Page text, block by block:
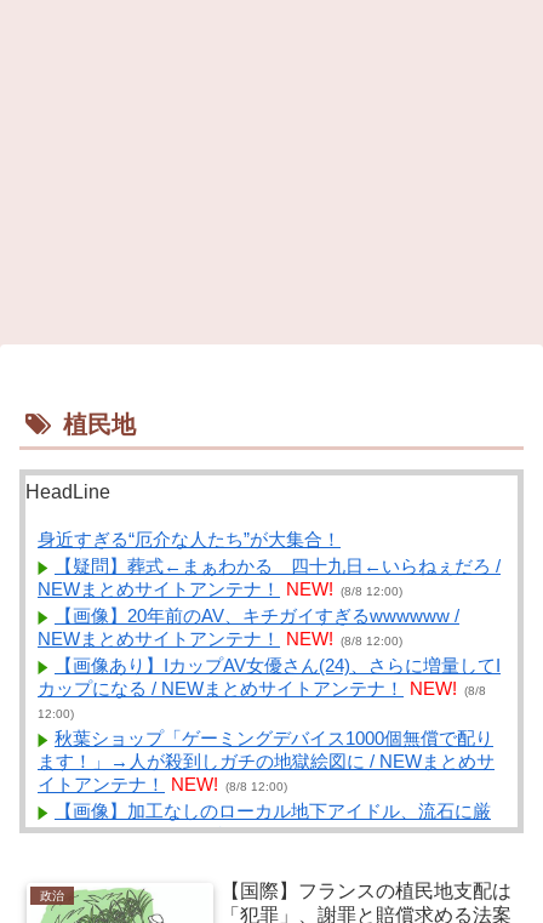
植民地
HeadLine
身近すぎる“厄介な人たち”が大集合！
【疑問】葬式←まぁわかる 四十九日←いらねぇだろ /
NEWまとめサイトアンテナ！
NEW! (8/8 12:00)
【画像】20年前のAV、キチガイすぎるwwwwww /
NEWまとめサイトアンテナ！
NEW! (8/8 12:00)
【画像あり】IカップAV女優さん(24)、さらに増量してI
カップになる / NEWまとめサイトアンテナ！
NEW!
(8/8
12:00)
秋葉ショップ「ゲーミングデバイス1000個無償で配り
ます！」→人が殺到しガチの地獄絵図に / NEWまとめサ
イトアンテナ！
NEW! (8/8 12:00)
【画像】加工なしのローカル地下アイドル、流石に厳
しいwwwwww / NEWまとめサイトアンテナ！ NEW! (8/8
巨人へ移籍した田中マーと則本が共に二軍で汗を流す
日々！ベテランコンビを待ち受けるプロ野球の非情な現
政治
【国際】フランスの植民地支配は
「犯罪」、謝罪と賠償求める法案